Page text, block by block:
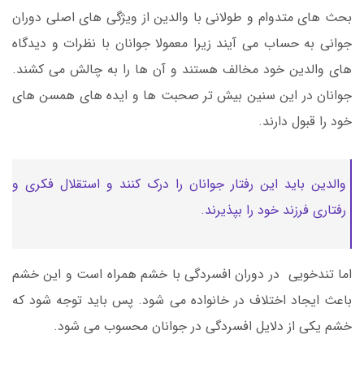
بحث های متدوام و طولانی با والدین از ویژگی های اصلی دوران
جوانی به حساب می آیند زیرا معمولا جوانان با نظرات و دیدگاه
های والدین خود مخالف هستند و آن ها را به چالش می کشند.
جوانان در این سنین بیش تر صحبت ها و ایده های همسن های
خود را قبول دارند.
والدین باید این رفتار جوانان را درک کنند و استقلال فکری و
رفتاری فرزند خود را بپذیرند.
اما تندخویی در دوران افسردگی با خشم همراه است و این خشم
باعث ایجاد اختلاف در خانواده می شود. پس باید توجه شود که
خشم یکی از دلایل افسردگی در جوانان محسوب می شود.